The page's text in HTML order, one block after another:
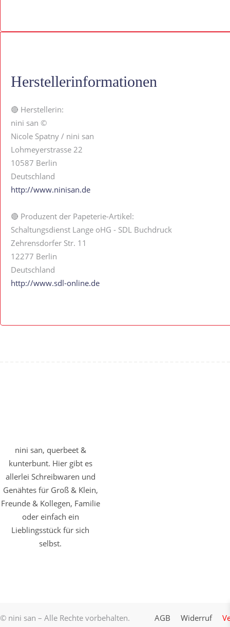
Herstellerinformationen
🔴 Herstellerin:
nini san ©
Nicole Spatny / nini san
Lohmeyerstrasse 22
10587 Berlin
Deutschland
http://www.ninisan.de
🔴 Produzent der Papeterie-Artikel:
Schaltungsdienst Lange oHG - SDL Buchdruck
Zehrensdorfer Str. 11
12277 Berlin
Deutschland
http://www.sdl-online.de
nini san, querbeet &
kunterbunt. Hier gibt es
allerlei Schreibwaren und
Genähtes für Groß & Klein,
Freunde & Kollegen, Familie
oder einfach ein
Lieblingsstück für sich
selbst.
Widerruf
AGB
© nini san – Alle Rechte vorbehalten.